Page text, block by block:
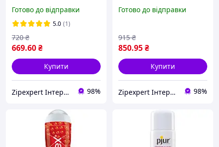
основі, 165 мл
Готово до відправки
5.0 (1)
669.60₴
720 ₴
Купити
Zipexpert Iнтернет-магазин запчастин до побутовой технiки та iтнимних товарiв для дорослих 98%
гель, 100 мл
Готово до відправки
850.95₴
915 ₴
Купити
Zipexpert Iнтернет-магазин запчастин до побутовой технiки та iтнимних товарiв для дорослих 98%